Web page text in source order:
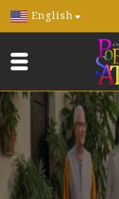
English